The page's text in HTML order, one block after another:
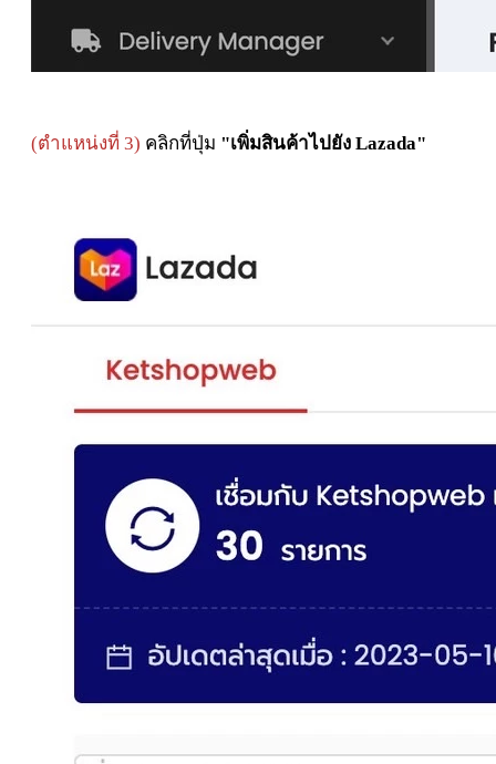
(ตำแหน่งที่ 3) คลิกที่ปุ่ม "เพิ่มสินค้าไปยัง Lazada"